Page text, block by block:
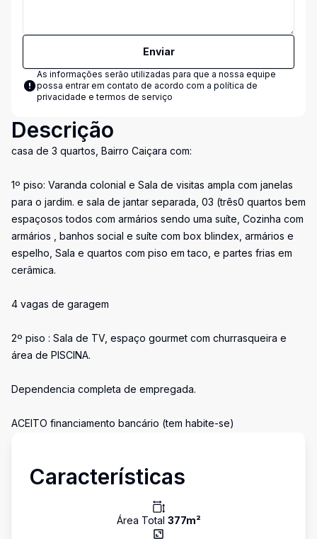
Enviar
As informações serão utilizadas para que a nossa equipe
possa entrar em contato de acordo com a política de
privacidade e termos de serviço
Descrição
casa de 3 quartos, Bairro Caiçara com:
1º piso: Varanda colonial e Sala de visitas ampla com janelas
para o jardim. e sala de jantar separada, 03 (três0 quartos bem
espaçosos todos com armários sendo uma suíte, Cozinha com
armários , banhos social e suíte com box blindex, armários e
espelho, Sala e quartos com piso em taco, e partes frias em
cerâmica.
4 vagas de garagem
2º piso : Sala de TV, espaço gourmet com churrasqueira e
área de PISCINA.
Dependencia completa de empregada.
ACEITO financiamento bancário (tem habite-se)
Características
Área Total 377m²